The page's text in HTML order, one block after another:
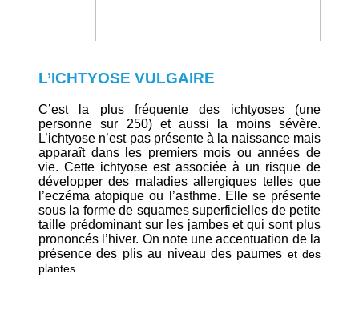
L’ICHTYOSE VULGAIRE
C’est la plus fréquente des ichtyoses (une
personne sur 250) et aussi la moins sévère.
L’ichtyose n’est pas présente à la naissance mais
apparaît dans les premiers mois ou années de
vie. Cette ichtyose est associée à un risque de
développer des maladies allergiques telles que
l’eczéma atopique ou l’asthme. Elle se présente
sous la forme de squames superficielles de petite
taille prédominant sur les jambes et qui sont plus
prononcés l’hiver. On note une accentuation de la
présence des plis au niveau des paumes et des
plantes.